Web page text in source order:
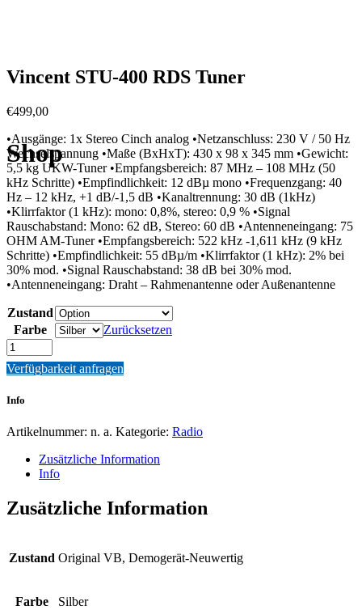
Shop
Vincent STU-400 RDS Tuner
€499,00
•Ausgänge: 1x Stereo Cinch analog •Netzanschluss: 230 V / 50 Hz
Wechselspannung •Maße (BxHxT): 430 x 98 x 345 mm •Gewicht:
5,5 kg UKW-Tuner •Empfangsbereich: 87 MHz – 108 MHz (50
kHz Schritte) •Empfindlichkeit: 12 dBµ mono •Frequenzgang: 40
Hz – 12 kHz, +1 dB/-1,5 dB •Kanaltrennung: 30 dB (1kHz)
•Klirrfaktor (1 kHz): mono: 0,8%, stereo: 0,9 % •Signal
Rauschabstand: Mono: 62 dB, Stereo: 60 dB •Antenneneingang: 75
OHM AM-Tuner •Empfangsbereich: 522 kHz -1,611 kHz (9 kHz
Schritte) •Empfindlichkeit: 55 dBµ/m •Klirrfaktor (1 kHz): 2% bei
30% mod. •Signal Rauschabstand: 38 dB bei 30% mod.
•Antenneneingang: Draht – Rahmenantenne oder Außenantenne
Zustand
Farbe
Zurücksetzen
Quantity
Verfügbarkeit anfragen
Info
Artikelnummer: n. a. Kategorie: Radio
Zusätzliche Information
Info
Zusätzliche Information
Zustand Original VB, Demogerät-Neuwertig
Farbe Silber